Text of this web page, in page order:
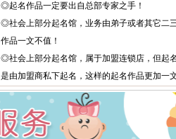
◎起名作品一定要出自总部专家之手！
◎社会上部分起名馆，业务由弟子或者其它二
作品一文不值！
◎社会上部分起名馆，属于加盟连锁店，但起
是由加盟商私下起名，这样的起名作品更加一